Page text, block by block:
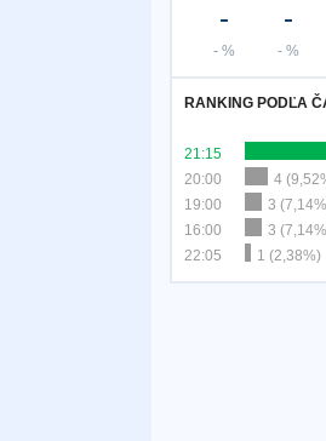
-
- %
-
- %
RANKING PODĽA
21:15
20:00
4
19:00
3
16:00
3
22:05
1 (2,38%)